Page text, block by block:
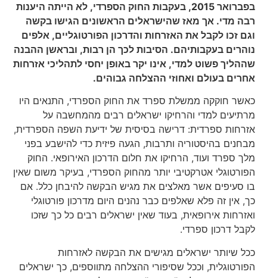
בפברואר 2015, בעקבות החוק הספרדי, לא הייתה היענות
רבה מדי. אך מאז שהישראלים הראשונים הגישו בקשה
וגם זכו לקבל את האזרחות והדרכון הפורטוגליים, אלפים
נוהרים בעקבותיהם. הסיבות לכך הן רבות, ובראשן ההבנה
שההליך פשוט למדי, אינו יקר באופן יחסי לתהליכי אזרחות
אחרים בעולם ואחוזי ההצלחה גבוהים.
כאשר חוקקה ממשלת ספרד את החוק הספרדי, התנאים היו
מרתיעים למדי והרחיקו ישראלים רבים מהמחשבה על
אזרחות ספרדית: דרישה בסיסית של ידיעת השפה הספרדית,
מבחנים בהיסטוריה ותרבות, הגעה פיזית כדי להישבע בפני
מלך ספרד ועוד, הרחיקו את חלום הדרכון האירופאי. החוק
הפורטוגלי אטרקטיבי יותר מהחוק הספרדי, בעיקר משום שאין
בו סעיפים אשר מאלצים את מגיש הבקשה להיבחן כלל. אם
כך, אין זה פלא שאלפים כבר נהנים היום מדרכון פורטוגלי
ואזרחות אירופאית, בעוד שאין ישראלים רבים כל כך שזכו
לקבל דרכון ספרדי.
ככל שיותר ישראלים מגישים את הבקשה לאזרחות
הפורטוגלית, וככל שסיפורי ההצלחה מתווספים, כך ישראלים